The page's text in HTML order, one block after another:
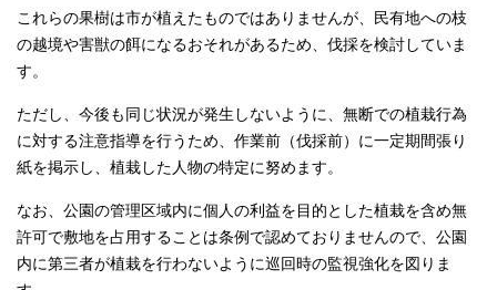
これらの果樹は市が植えたものではありませんが、民有地への枝
の越境や害獣の餌になるおそれがあるため、伐採を検討していま
す。
ただし、今後も同じ状況が発生しないように、無断での植栽行為
に対する注意指導を行うため、作業前（伐採前）に一定期間張り
紙を掲示し、植栽した人物の特定に努めます。
なお、公園の管理区域内に個人の利益を目的とした植栽を含め無
許可で敷地を占用することは条例で認めておりませんので、公園
内に第三者が植栽を行わないように巡回時の監視強化を図りま